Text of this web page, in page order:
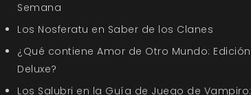
Semana
Los Nosferatu en Saber de los Clanes
¿Qué contiene Amor de Otro Mundo: Edición
Deluxe?
Los Salubri en la Guía de Juego de Vampiro: